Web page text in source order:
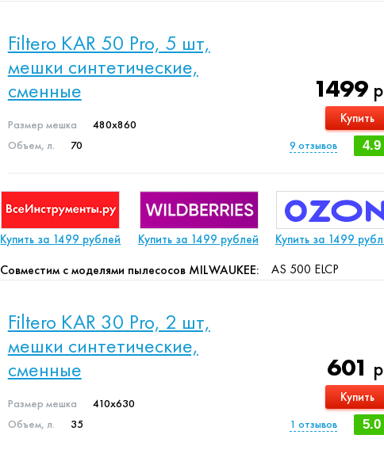
Filtero KAR 50 Pro, 5 шт,
мешки синтетические,
сменные
Размер мешка
480x860
Объем, л.
70
1499
Купить
4.9
9 отзывов
Купить за 1499 рублей Купить за 1499 рублей Купить за 1499
Совместим с моделями пылесосов MILWAUKEE: AS 500 ELCP
Filtero KAR 30 Pro, 2 шт,
мешки синтетические,
сменные
Размер мешка
410x630
Объем, л.
35
601
Купить
5.0
1 отзывов